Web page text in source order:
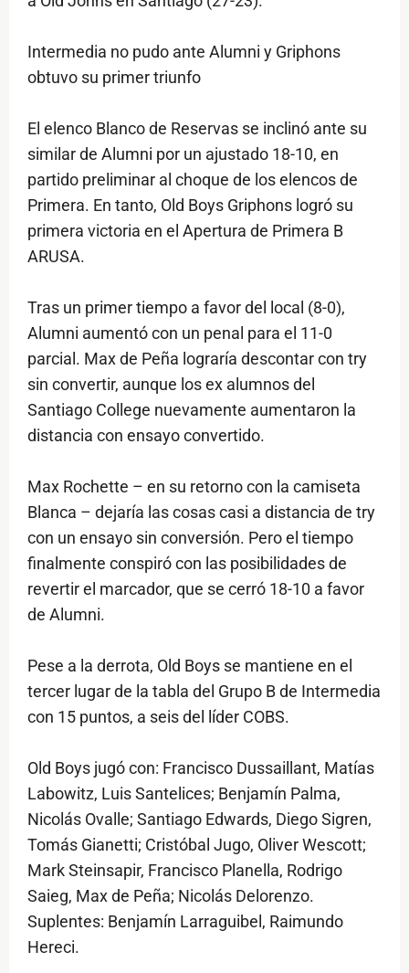
Intermedia no pudo ante Alumni y Griphons
obtuvo su primer triunfo
El elenco Blanco de Reservas se inclinó ante su
similar de Alumni por un ajustado 18-10, en
partido preliminar al choque de los elencos de
Primera. En tanto, Old Boys Griphons logró su
primera victoria en el Apertura de Primera B
ARUSA.
Tras un primer tiempo a favor del local (8-0),
Alumni aumentó con un penal para el 11-0
parcial. Max de Peña lograría descontar con try
sin convertir, aunque los ex alumnos del
Santiago College nuevamente aumentaron la
distancia con ensayo convertido.
Max Rochette – en su retorno con la camiseta
Blanca – dejaría las cosas casi a distancia de try
con un ensayo sin conversión. Pero el tiempo
finalmente conspiró con las posibilidades de
revertir el marcador, que se cerró 18-10 a favor
de Alumni.
Pese a la derrota, Old Boys se mantiene en el
tercer lugar de la tabla del Grupo B de Intermedia
con 15 puntos, a seis del líder COBS.
Old Boys jugó con: Francisco Dussaillant, Matías
Labowitz, Luis Santelices; Benjamín Palma,
Nicolás Ovalle; Santiago Edwards, Diego Sigren,
Tomás Gianetti; Cristóbal Jugo, Oliver Wescott;
Mark Steinsapir, Francisco Planella, Rodrigo
Saieg, Max de Peña; Nicolás Delorenzo.
Suplentes: Benjamín Larraguibel, Raimundo
Hereci.